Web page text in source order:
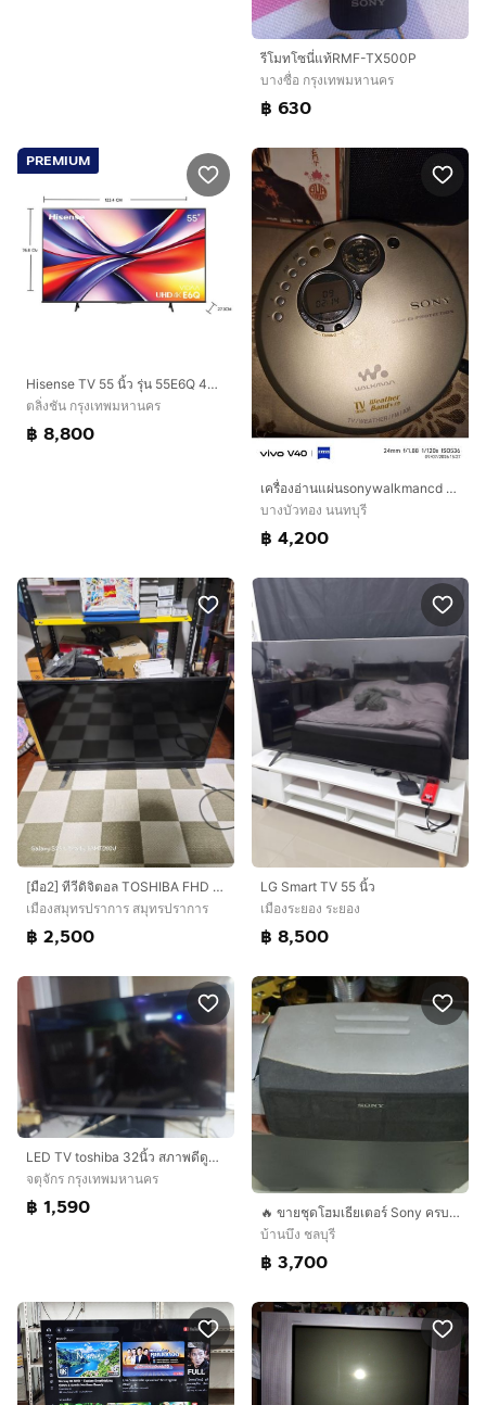
รีโมทโซนี่แท้RMF-TX500P
บางซื่อ กรุงเทพมหานคร
฿ 630
PREMIUM
Hisense TV 55 นิ้ว รุ่น 55E6Q 4K Ultra HD Smart TV Voice Control WIFI Build in Netflix
ตลิ่งชัน กรุงเทพมหานคร
฿ 8,800
เครื่องอ่านแผ่นsonywalkmancd radioสภาพสวยใช้ได้ปกติ
บางบัวทอง นนทบุรี
฿ 4,200
[มือ2] ทีวีดิจิตอล TOSHIBA FHD LED (40นิ้ว) รุ่น 40L3750VT
เมืองสมุทรปราการ สมุทรปราการ
฿ 2,500
LG Smart TV 55 นิ้ว
เมืองระยอง ระยอง
฿ 8,500
LED TV toshiba 32นิ้ว สภาพดีดูดิจิตอลทีวีได้เลย ภาพสวยเสียงดี รีโมทครบ เพียง 1590 บาท
จตุจักร กรุงเทพมหานคร
฿ 1,590
🔥 ขายชุดโฮมเธียเตอร์ Sony ครบชุด สภาพดี เสียงใส เบสหนา พร้อมใช้งาน 📦 สิ่งที่ได้รับ:✅ เครื่องขยายเสียงหลัก Sony✅ ลำโพงเซ็นเตอร์ Sony 1 ตัว✅ ตู้ลำโพงหน้า-หลัง ครบเซ็ต✅ ตู้ซั
บ้านบึง ชลบุรี
฿ 3,700